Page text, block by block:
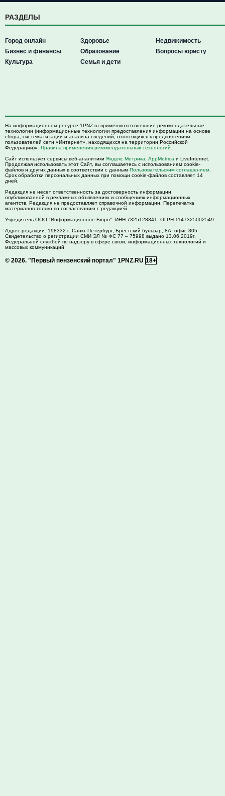
РАЗДЕЛЫ
Город онлайн
Бизнес и финансы
Культура
Здоровье
Образование
Семья и дети
Недвижимость
Вопросы юристу
На информационном ресурсе 1PNZ.ru применяются внешние рекомендательные
технологии (информационные технологии предоставления информации на основе
сбора, систематизации и анализа сведений, относящихся к предпочтениям
пользователей сети «Интернет», находящихся на территории Российской
Федерации)». Правила применения рекомендательных технологий
Сайт использует сервисы веб-аналитики Яндекс Метрика AppMetrica и LiveInternet.
Продолжая использовать этот Сайт, вы соглашаетесь с использованием cookie-
файлов и других данных в соответствии с данным Пользовательским соглашением
Срок обработки персональных данных при помощи cookie-файлов составляет 14
дней.
Редакция не несет ответственность за достоверность информации,
опубликованной в рекламных объявлениях и сообщениях информационных
агентств. Редакция не предоставляет справочной информации. Перепечатка
материалов только по согласованию с редакцией.
Учредитель ООО "Информационное Бюро". ИНН 7325128341, ОГРН 1147325002549
Адрес редакции: 198332 г. Санкт-Петербург, Брестский бульвар, 8А, офис 305
Свидетельство о регистрации СМИ ЭЛ № ФС 77 – 75998 выдано 13.06.2019г.
Федеральной службой по надзору в сфере связи, информационных технологий и
массовых коммуникаций
© 2026. "Первый пензенский портал" 1PNZ.RU 18+